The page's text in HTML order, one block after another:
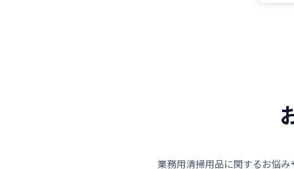
業務用清掃用品に関するお悩